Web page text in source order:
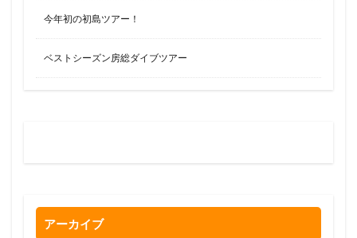
今年初の初島ツアー！
ベストシーズン房総ダイブツアー
アーカイブ